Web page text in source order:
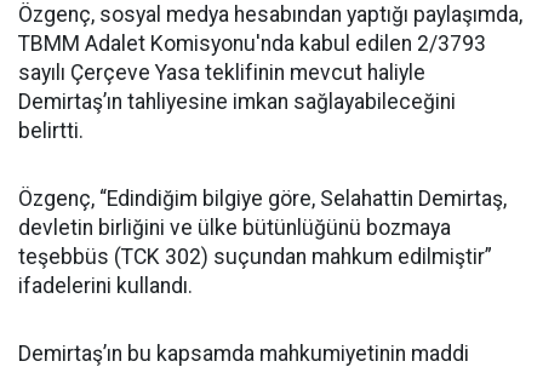
Özgenç, sosyal medya hesabından yaptığı paylaşımda,
TBMM Adalet Komisyonu'nda kabul edilen 2/3793
sayılı Çerçeve Yasa teklifinin mevcut haliyle
Demirtaş’ın tahliyesine imkan sağlayabileceğini
belirtti.
Özgenç, “Edindiğim bilgiye göre, Selahattin Demirtaş,
devletin birliğini ve ülke bütünlüğünü bozmaya
teşebbüs (TCK 302) suçundan mahkum edilmiştir”
ifadelerini kullandı.
Demirtaş’ın bu kapsamda mahkumiyetinin maddi